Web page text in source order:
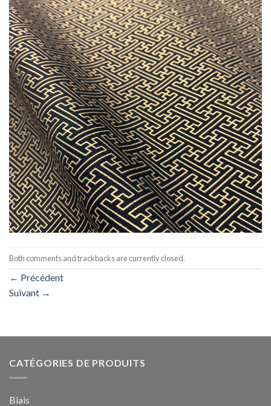
Both comments and trackbacks are currently closed.
← Précédent
Suivant →
CATÉGORIES DE PRODUITS
Biais